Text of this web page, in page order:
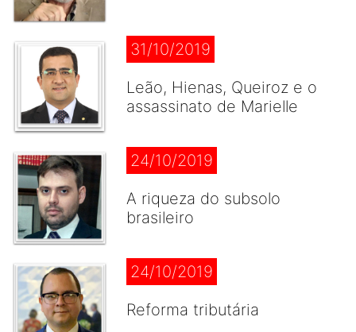
31/10/2019
Leão, Hienas, Queiroz e o
assassinato de Marielle
24/10/2019
A riqueza do subsolo
brasileiro
24/10/2019
Reforma tributária